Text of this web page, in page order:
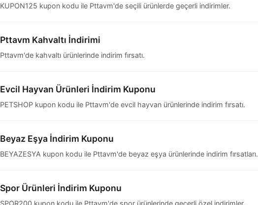
KUPON125 kupon kodu ile Pttavm'de seçili ürünlerde geçerli indirimler.
Pttavm Kahvaltı İndirimi
Pttavm'de kahvaltı ürünlerinde indirim fırsatı.
Evcil Hayvan Ürünleri İndirim Kuponu
PETSHOP kupon kodu ile Pttavm'de evcil hayvan ürünlerinde indirim fırsatı.
Beyaz Eşya İndirim Kuponu
BEYAZESYA kupon kodu ile Pttavm'de beyaz eşya ürünlerinde indirim fırsatları.
Spor Ürünleri İndirim Kuponu